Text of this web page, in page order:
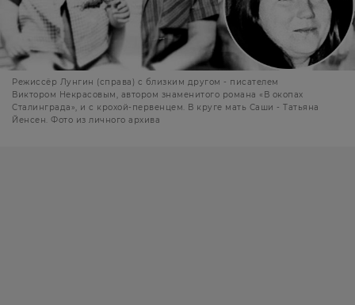
Режиссёр Лунгин (справа) с близким другом - писателем
Виктором Некрасовым, автором знаменитого романа «В окопах
Сталинграда», и с крохой-первенцем. В круге мать Саши - Татьяна
Йенсен. Фото из личного архива